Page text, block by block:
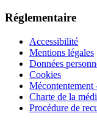
Réglementaire
Accessibilité
Mentions légales
Données
Cookies
Mécontentement
Charte de la
Procédure de